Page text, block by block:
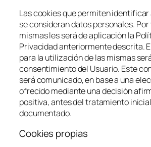
Las cookies que permiten identificar
se consideran datos personales.
mismas les será de aplicación la
Privacidad anteriormente descrita.
para la utilización de las mismas
consentimiento del Usuario. Este
será comunicado, en base a una
ofrecido mediante una decisión
positiva, antes del tratamiento
documentado.
Cookies propias